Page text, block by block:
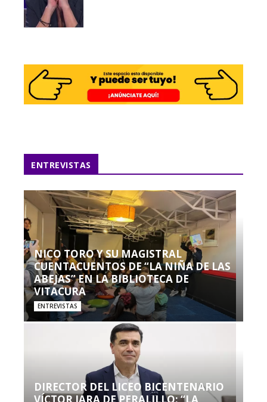
ENTREVISTAS
NICO TORO Y SU MAGISTRAL
CUENTACUENTOS DE “LA NIÑA DE LAS
ABEJAS” EN LA BIBLIOTECA DE
VITACURA
ENTREVISTAS
DIRECTOR DEL LICEO BICENTENARIO